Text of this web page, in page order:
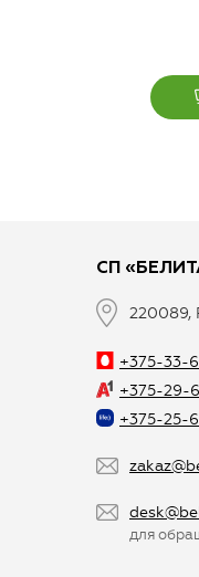
СП
220089,
+375-33-
+375-29-
+375-25-
для